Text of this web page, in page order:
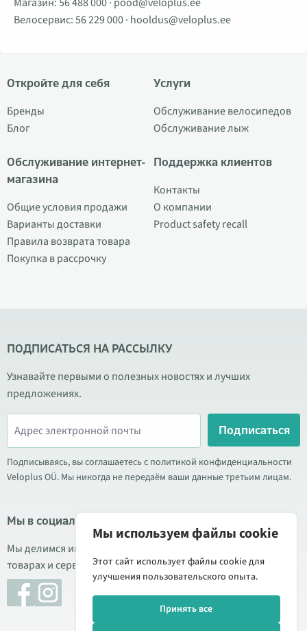
Велосервис:56 229 000· hooldus@veloplus.ee
Откройте для себя
Бренды
Блог
Обслуживание интернет-
магазина
Общие условия продажи
Варианты доставки
Правила возврата товара
Покупка в рассрочку
Услуги
Обслуживание велосипедов
Обслуживание лыж
Поддержка клиентов
Контакты
О компании
Product safety recall
ПОДПИСАТЬСЯ НА РАССЫЛКУ
Узнавайте первыми о полезных новостях и лучших
предложениях.
Подписаться
Подписываясь, вы соглашаетесь с политикой конфиденциальности
Veloplus OÜ. Мы никогда не передаём ваши данные третьим лицам.
Мы в социальных сетях
Мы делимся информацией о выгодных акциях, новых
товарах и сервисе. Иногда публикуем обзоры продукции.
Мы используем файлы cookie
Этот сайт использует файлы cookie для
улучшения пользовательского опыта.
Принять все